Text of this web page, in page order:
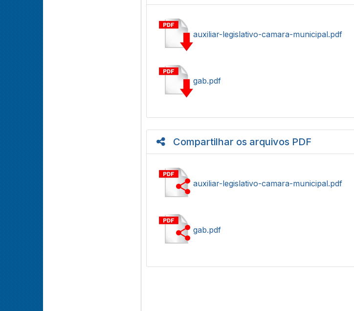
auxiliar-legislativo-camara-municipal.pdf
gab.pdf
Compartilhar os arquivos PDF
auxiliar-legislativo-camara-municipal.pdf
gab.pdf